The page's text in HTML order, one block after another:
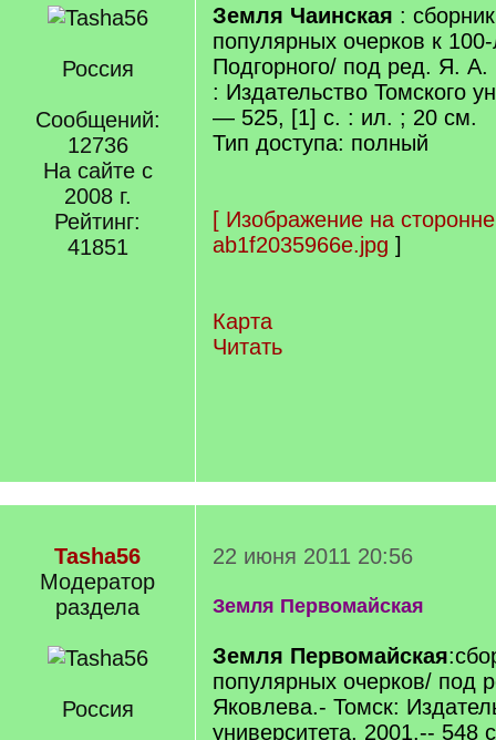
Россия
Сообщений:
12736
На сайте с
2008 г.
Рейтинг:
41851
Земля Чаинская :
популярных очерков к
Подгорного/ под ред. Я.
: Издательство Томского
— 525, [1] с. : ил. ; 20 см.
Тип доступа: полный
[ Изображение на
ab1f2035966e.jpg ]
Карта
Читать
Tasha56
Модератор
раздела
Россия
22 июня 2011 20:56
Земля Первомайская
Земля Первомайская
популярных очерков/ под
Яковлева.- Томск:
университета, 2001.-- 548